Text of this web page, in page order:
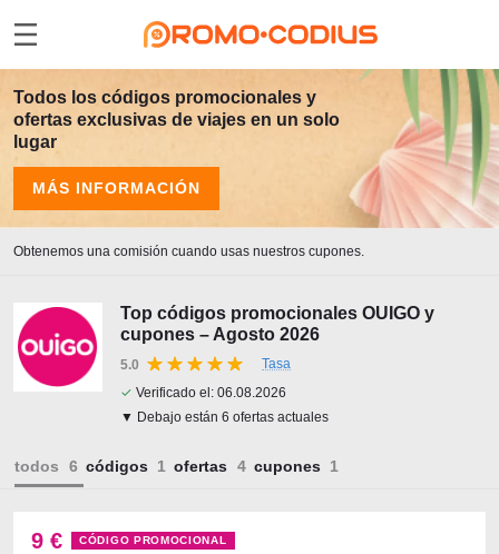
Todos los códigos promocionales y
ofertas exclusivas de viajes en un solo
lugar
MÁS INFORMACIÓN
Obtenemos una comisión cuando usas nuestros cupones.
Top códigos promocionales OUIGO y
cupones – Agosto 2026
5.0
Tasa
✓ Verificado el: 06.08.2026
▼ Debajo están 6 ofertas actuales
todos códigos ofertas cupones
9 € CÓDIGO PROMOCIONAL